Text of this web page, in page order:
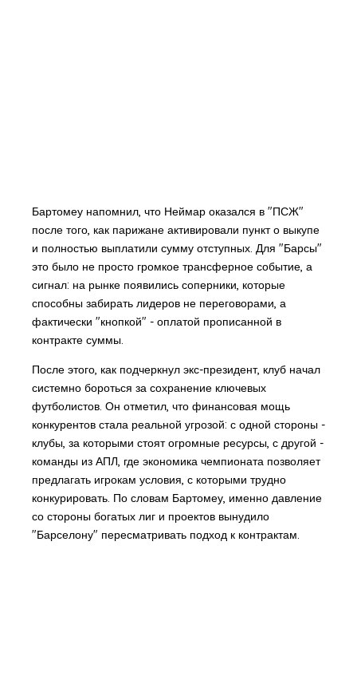
Бартомеу напомнил, что Неймар оказался в "ПСЖ"
после того, как парижане активировали пункт о выкупе
и полностью выплатили сумму отступных. Для "Барсы"
это было не просто громкое трансферное событие, а
сигнал: на рынке появились соперники, которые
способны забирать лидеров не переговорами, а
фактически "кнопкой" - оплатой прописанной в
контракте суммы.
После этого, как подчеркнул экс-президент, клуб начал
системно бороться за сохранение ключевых
футболистов. Он отметил, что финансовая мощь
конкурентов стала реальной угрозой: с одной стороны -
клубы, за которыми стоят огромные ресурсы, с другой -
команды из АПЛ, где экономика чемпионата позволяет
предлагать игрокам условия, с которыми трудно
конкурировать. По словам Бартомеу, именно давление
со стороны богатых лиг и проектов вынудило
"Барселону" пересматривать подход к контрактам.